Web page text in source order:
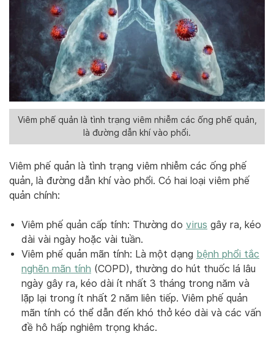
Viêm phế quản là tình trạng viêm nhiễm các ống phế quản,
là đường dẫn khí vào phổi.
Viêm phế quản là tình trạng viêm nhiễm các ống phế
quản, là đường dẫn khí vào phổi. Có hai loại viêm phế
quản chính:
Viêm phế quản cấp tính: Thường do virus gây ra, kéo
dài vài ngày hoặc vài tuần.
Viêm phế quản mãn tính: Là một dạng bệnh phổi tắc
nghẽn mãn tính (COPD), thường do hút thuốc lá lâu
ngày gây ra, kéo dài ít nhất 3 tháng trong năm và
lặp lại trong ít nhất 2 năm liên tiếp. Viêm phế quản
mãn tính có thể dẫn đến khó thở kéo dài và các vấn
đề hô hấp nghiêm trọng khác.